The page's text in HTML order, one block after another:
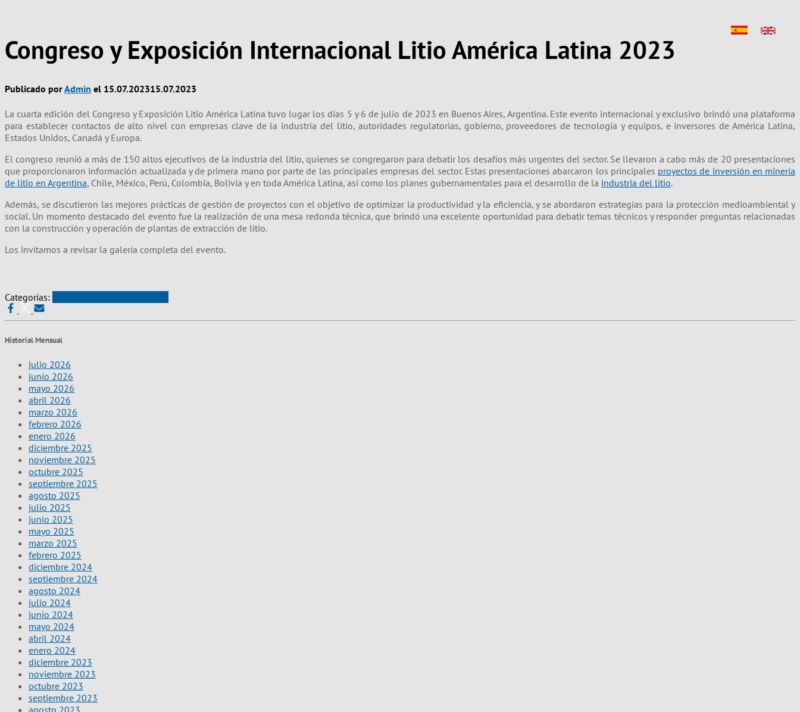
Congreso y Exposición Internacional Litio América Latina 2023
Publicado porAdmin el 15.07.202315.07.2023
La cuarta edición del Congreso y Exposición Litio América Latina tuvo lugar los días 5 y 6 de julio de 2023 en Buenos Aires, Argentina. Este evento internacional y exclusivo brindó una plataforma
para establecer contactos de alto nivel con empresas clave de la industria del litio, autoridades regulatorias, gobierno, proveedores de tecnología y equipos, e inversores de América Latina,
Estados Unidos, Canadá y Europa.
El congreso reunió a más de 150 altos ejecutivos de la industria del litio, quienes se congregaron para debatir los desafíos más urgentes del sector. Se llevaron a cabo más de 20 presentaciones
que proporcionaron información actualizada y de primera mano por parte de las principales empresas del sector. Estas presentaciones abarcaron los principales proyectos de inversión en minería
de litio en Argentina, Chile, México, Perú, Colombia, Bolivia y en toda América Latina, así como los planes gubernamentales para el desarrollo de la industria del litio.
Además, se discutieron las mejores prácticas de gestión de proyectos con el objetivo de optimizar la productividad y la eficiencia, y se abordaron estrategias para la protección medioambiental y
social. Un momento destacado del evento fue la realización de una mesa redonda técnica, que brindó una excelente oportunidad para debatir temas técnicos y responder preguntas relacionadas
con la construcción y operación de plantas de extracción de litio.
Los invitamos a revisar la galería completa del evento.
Categorías:
Historial Mensual
julio 2026
junio 2026
mayo 2026
abril 2026
marzo 2026
febrero 2026
enero 2026
diciembre 2025
noviembre 2025
octubre 2025
septiembre 2025
agosto 2025
julio 2025
junio 2025
mayo 2025
marzo 2025
febrero 2025
diciembre 2024
septiembre 2024
agosto 2024
julio 2024
junio 2024
mayo 2024
abril 2024
enero 2024
diciembre 2023
noviembre 2023
octubre 2023
septiembre 2023
agosto 2023